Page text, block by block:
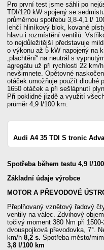
Pro první test jsme sáhli po
TDI/120 kW spojený se
průměrnou spotřebu 3,8-4,1 l/
lehčí hliníkový blok, kované
hlavu i rozmístění ventilů.
to nejdůležitější představuje
o výkonu až 5 kW napojený na
„plachtění“ na neutrál s
agregátu už při rychlosti 22
nevšimnete. Opětovné
otáček umožňuje použít dlouhé
1650 otáček a při sešlápnutí
Při poklidné jízdě a využití
průměr 4,9 l/100 km.
Audi A4 35 TDI S tronic
Spotřeba během testu 4,9 l/
Základní údaje výrobce
MOTOR A PŘEVODOVÉ
Přeplňovaný vznětový řadový
ventily na válec. Zdvihový objem
točivý moment 380 Nm při
dvouspojková převodovka, 7°.
km/h 8,2 s. Spotřeba město/
3,8 l/100 km